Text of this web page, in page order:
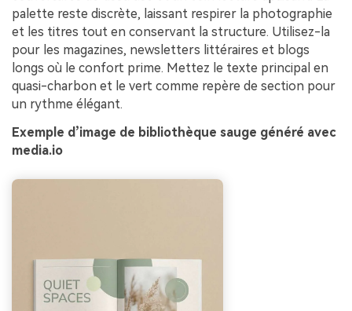
palette reste discrète, laissant respirer la photographie
et les titres tout en conservant la structure. Utilisez-la
pour les magazines, newsletters littéraires et blogs
longs où le confort prime. Mettez le texte principal en
quasi-charbon et le vert comme repère de section pour
un rythme élégant.
Exemple d’image de bibliothèque sauge généré avec
media.io